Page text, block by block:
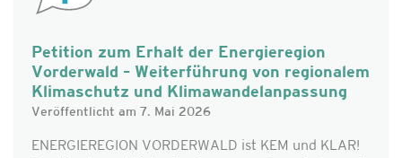
Petition zum Erhalt der Energieregion
Vorderwald – Weiterführung von regionalem
Klimaschutz und Klimawandelanpassung
Veröffentlicht am 7. Mai 2026
ENERGIEREGION VORDERWALD ist KEM und KLAR!